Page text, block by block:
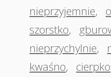
nieprzyjemnie,
szorstko,
nieprzychylnie,
kwaśno, cierpko